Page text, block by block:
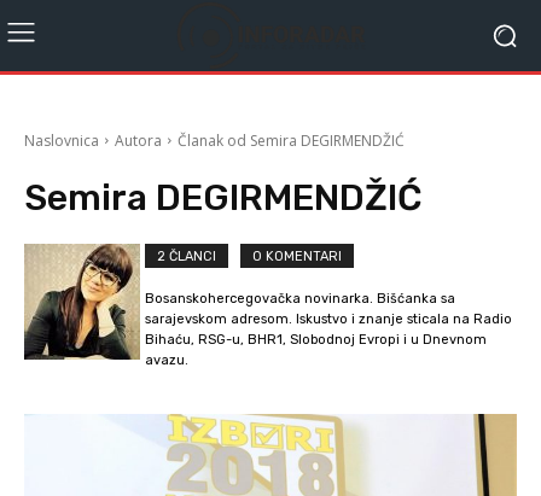
Naslovnica Autora Članak od Semira DEGIRMENDŽIĆ
Semira DEGIRMENDŽIĆ
2 ČLANCI 0 KOMENTARI
Bosanskohercegovačka novinarka. Bišćanka sa
sarajevskom adresom. Iskustvo i znanje sticala na Radio
Bihaću, RSG-u, BHR1, Slobodnoj Evropi i u Dnevnom
avazu.